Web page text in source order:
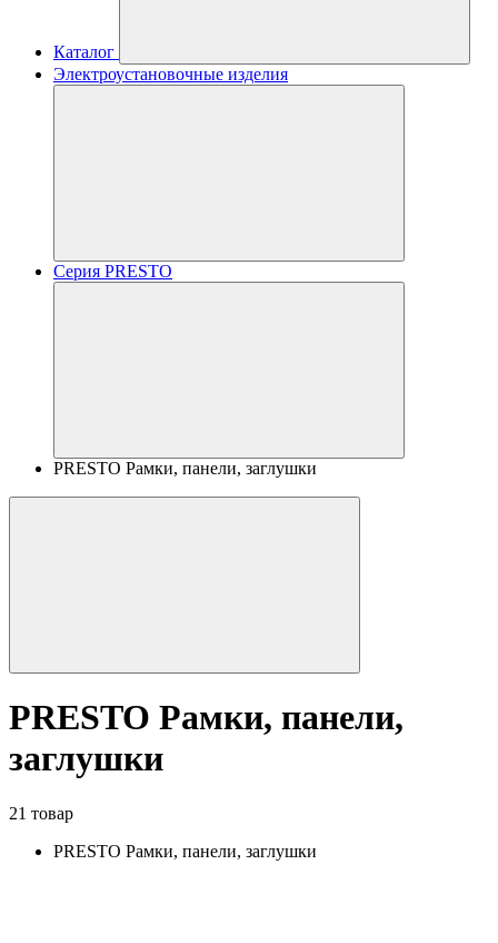
Каталог
Электроустановочные изделия
Серия PRESTO
PRESTO Рамки, панели, заглушки
PRESTO Рамки, панели,
заглушки
21 товар
PRESTO Рамки, панели, заглушки